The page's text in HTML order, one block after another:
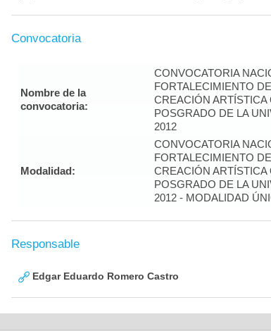
Convocatoria
Nombre de la
convocatoria:
CONVOCATORIA
FORTALECIMIENTO
CREACIÓN
POSGRADO DE LA
2012
Modalidad:
CONVOCATORIA
FORTALECIMIENTO
CREACIÓN
POSGRADO DE LA
2012 - MODALIDAD
Responsable
Edgar Eduardo Romero Castro